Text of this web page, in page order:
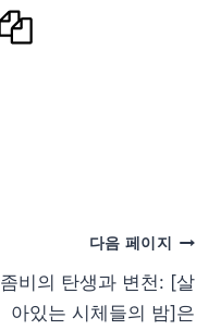
다음 페이지
좀비의 탄생과 변천: [살
아있는 시체들의 밤]은